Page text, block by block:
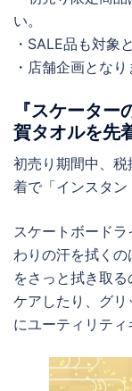
い。
・SALE品も対象
・店舗企画となり
『スケータ
賀タオルを先
初売り期間中、
着で「インスタン
スケートボード
わりの汗を拭く
をさっと拭き取
ケアしたり、グ
にユーティリティ